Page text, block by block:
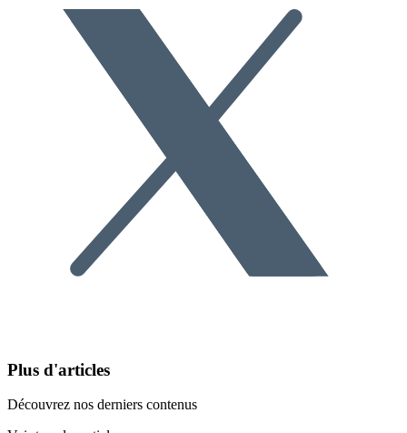
Plus d'articles
Découvrez nos derniers contenus